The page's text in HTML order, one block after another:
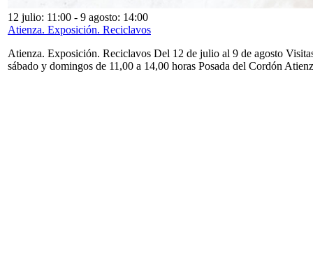
12 julio: 11:00 - 9 agosto: 14:00
Atienza. Exposición. Reciclavos
Atienza. Exposición. Reciclavos Del 12 de julio al 9 de agosto
sábado y domingos de 11,00 a 14,00 horas Posada del Cordón